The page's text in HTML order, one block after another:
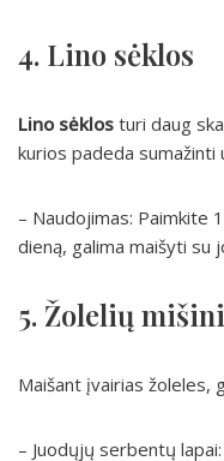
4. Lino sėklos
Lino sėklos turi daug
kurios padeda sumažinti
– Naudojimas: Paimkite
dieną, galima maišyti su
5. Žolelių
Maišant įvairias žoleles,
– Juodųjų serbentų